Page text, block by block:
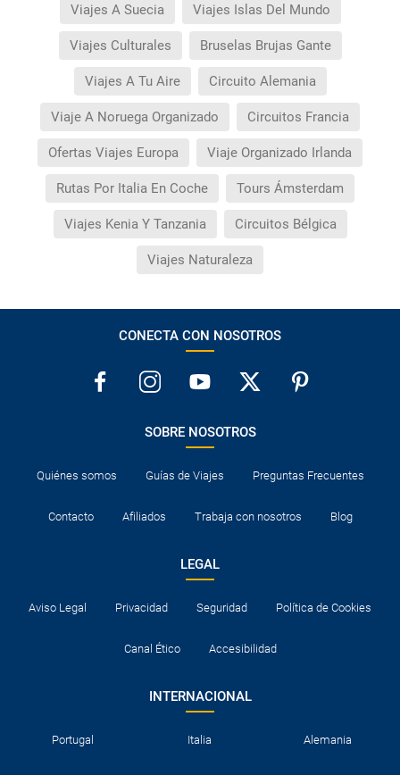
Viajes A Suecia Viajes Islas Del Mundo
Viajes Culturales Bruselas Brujas Gante
Viajes A Tu Aire Circuito Alemania
Viaje A Noruega Organizado Circuitos Francia
Ofertas Viajes Europa Viaje Organizado Irlanda
Rutas Por Italia En Coche Tours Ámsterdam
Viajes Kenia Y Tanzania Circuitos Bélgica
Viajes Naturaleza
CONECTA CON NOSOTROS
SOBRE NOSOTROS
Quiénes somos Guías de Viajes Preguntas Frecuentes
Contacto Afiliados Trabaja con nosotros Blog
LEGAL
Aviso Legal Privacidad Seguridad Política de Cookies
Canal Ético Accesibilidad
INTERNACIONAL
Portugal Italia Alemania